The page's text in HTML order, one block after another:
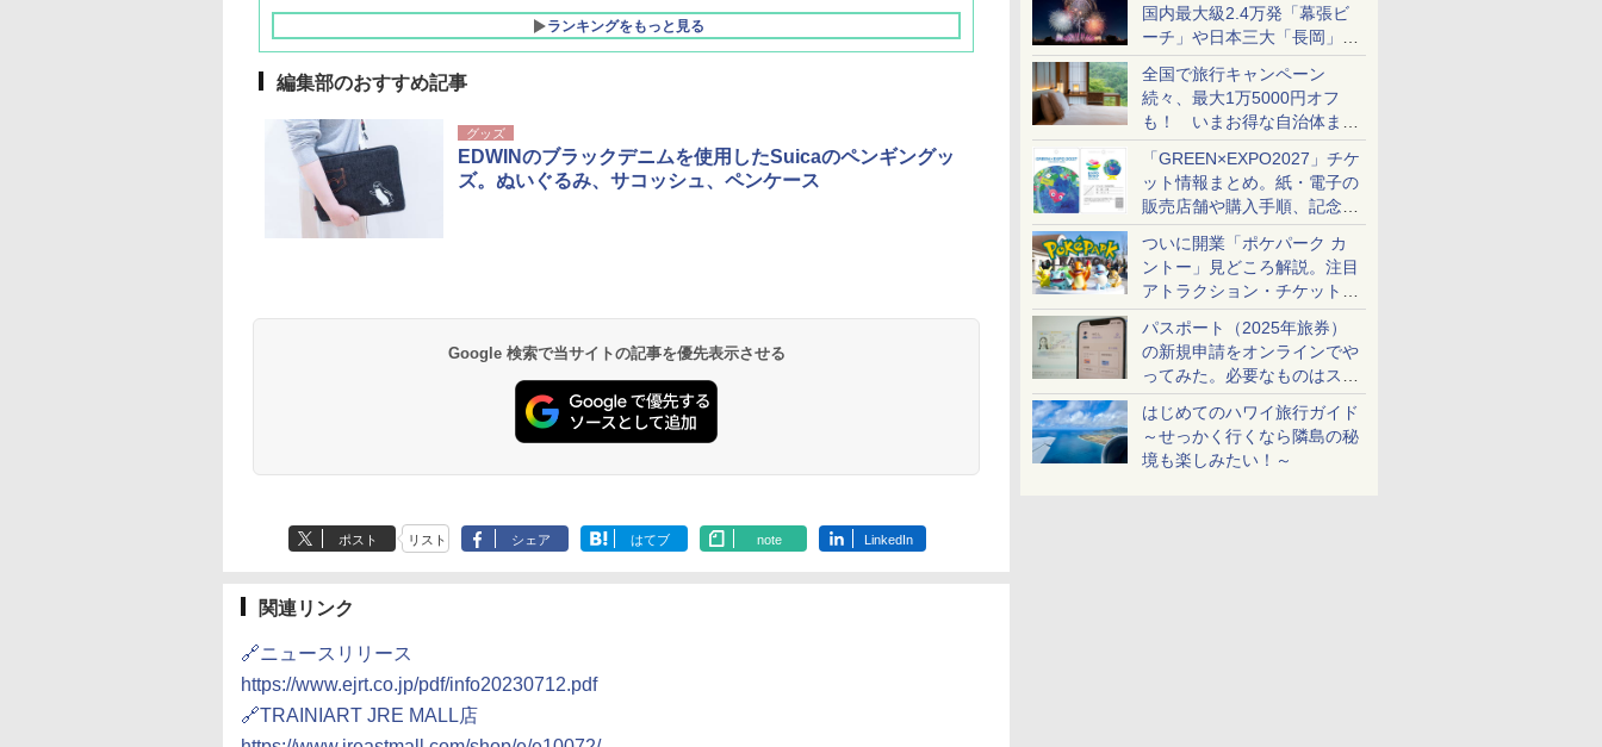
国内最大級2.4万発「幕張ビ
ーチ」や日本三大「長岡」な
ど大型イベント目白押し！
全国で旅行キャンペーン
続々、最大1万5000円オフ
も！ いまお得な自治体まと
め
「GREEN×EXPO2027」チケ
ット情報まとめ。紙・電子の
販売店舗や購入手順、記念チ
ケットも解説
ついに開業「ポケパーク カ
ントー」見どころ解説。注目
アトラクション・チケット手
配・来場前に必要な準備は？
パスポート（2025年旅券）
の新規申請をオンラインでや
ってみた。必要なものはスマ
ホとマイナカードのみ
はじめてのハワイ旅行ガイド
～せっかく行くなら隣島の秘
境も楽しみたい！～
ランキングをもっと見る
10,450円～
19,541円～
7,950円～
5,758円～
編集部のおすすめ記事
グッズ
EDWINのブラックデニムを使用したSuicaのペンギングッ
ズ。ぬいぐるみ、サコッシュ、ペンケース
Google 検索で当サイトの記事を優先表示させる
ポスト リスト シェア はてブ note LinkedIn
関連リンク
🔗ニュースリリース
https://www.ejrt.co.jp/pdf/info20230712.pdf
🔗TRAINIART JRE MALL店